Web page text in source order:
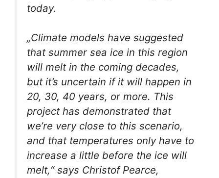
today.
„Climate models have suggested
that summer sea ice in this region
will melt in the coming decades,
but it’s uncertain if it will happen in
20, 30, 40 years, or more. This
project has demonstrated that
we’re very close to this scenario,
and that temperatures only have to
increase a little before the ice will
melt,“ says Christof Pearce,